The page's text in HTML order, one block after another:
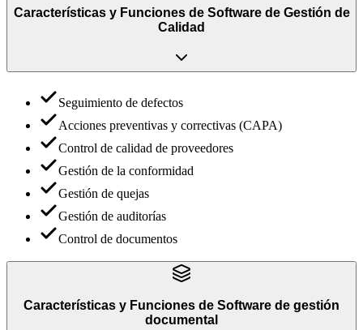
Características y Funciones de Software de Gestión de
Calidad
Seguimiento de defectos
Acciones preventivas y correctivas (CAPA)
Control de calidad de proveedores
Gestión de la conformidad
Gestión de quejas
Gestión de auditorías
Control de documentos
Características y Funciones de Software de gestión
documental